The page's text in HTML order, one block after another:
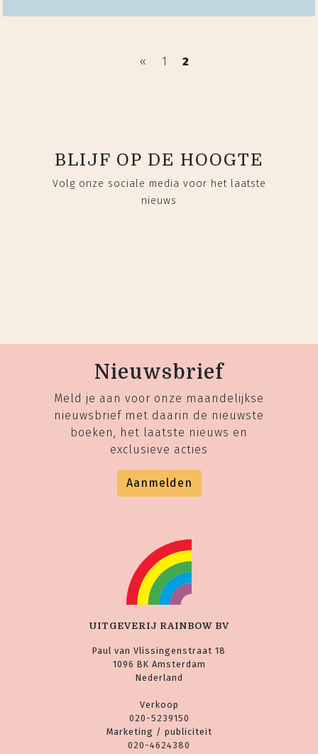
« 1 2
BLIJF OP DE HOOGTE
Volg onze sociale media voor het laatste
nieuws
Nieuwsbrief
Meld je aan voor onze maandelijkse
nieuwsbrief met daarin de nieuwste
boeken, het laatste nieuws en
exclusieve acties
Aanmelden
UITGEVERIJ RAINBOW BV
Paul van Vlissingenstraat 18
1096 BK Amsterdam
Nederland
Verkoop
020-5239150
Marketing / publiciteit
020-4624380